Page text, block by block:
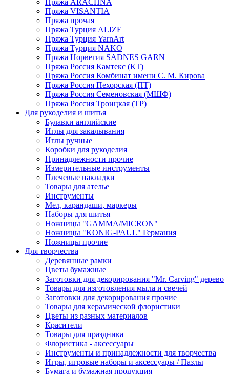
Пряжа VISANTIA
Пряжа прочая
Пряжа Турция ALIZE
Пряжа Турция YarnArt
Пряжа Турция NAKO
Пряжа Норвегия SADNES GARN
Пряжа Россия Камтекс (КТ)
Пряжа Россия Комбинат имени С. М. Кирова
Пряжа Россия Пехорская (ПТ)
Пряжа Россия Семеновская (МШФ)
Пряжа Россия Троицкая (ТР)
Для рукоделия и шитья
Булавки английские
Иглы для закалывания
Иглы ручные
Коробки для рукоделия
Принадлежности прочие
Измерительные инструменты
Плечевые накладки
Товары для ателье
Инструменты
Мел, карандаши, маркеры
Наборы для шитья
Ножницы "GAMMA/MICRON"
Ножницы "KONIG-PAUL" Германия
Ножницы прочие
Для творчества
Деревянные рамки
Цветы бумажные
Заготовки для декорирования "Mr. Carving" дерево
Товары для изготовления мыла и свечей
Заготовки для декорирования прочие
Товары для керамической флористики
Цветы из разных материалов
Красители
Товары для праздника
Флористика - аксессуары
Инструменты и принадлежности для творчества
Игры, игровые наборы и аксессуары / Пазлы
Бумага и бумажная продукция